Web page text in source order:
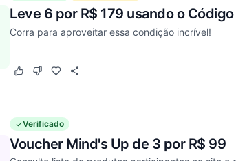
Leve 6 por R$ 179 usando o
Corra para aproveitar essa condição incrível!
Este cupom funcionou
Este cupom não funcionou
Verificado
Voucher Mind's Up de 3 por R$ 99